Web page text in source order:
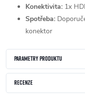
Konektivita: 1x
Spotřeba:
konektor
PARAMETRY PRODUKTU
RECENZE